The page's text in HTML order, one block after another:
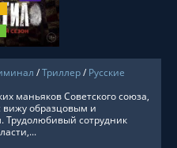
/Триллер/ Русские
маньяков Советского союза,
образцовым и
сотрудник